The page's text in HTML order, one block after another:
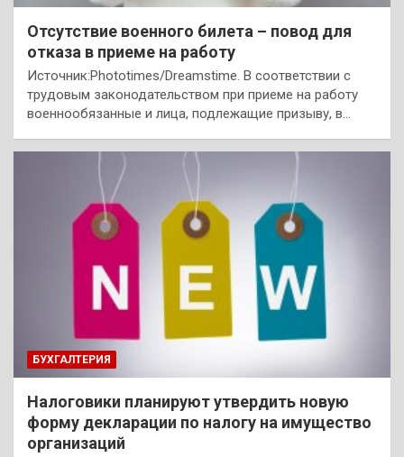
Отсутствие военного билета – повод для
отказа в приеме на работу
Источник:Phototimes/Dreamstime. В соответствии с
трудовым законодательством при приеме на работу
военнообязанные и лица, подлежащие призыву, в…
БУХГАЛТЕРИЯ
Налоговики планируют утвердить новую
форму декларации по налогу на имущество
организаций